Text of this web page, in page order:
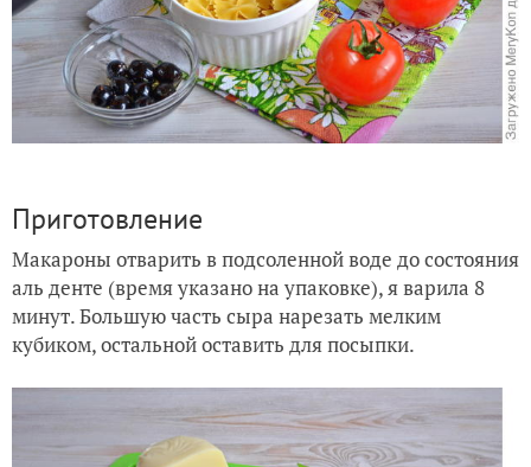
Приготовление
Макароны отварить в подсоленной воде до состояния
аль денте (время указано на упаковке), я варила 8
минут. Большую часть сыра нарезать мелким
кубиком, остальной оставить для посыпки.